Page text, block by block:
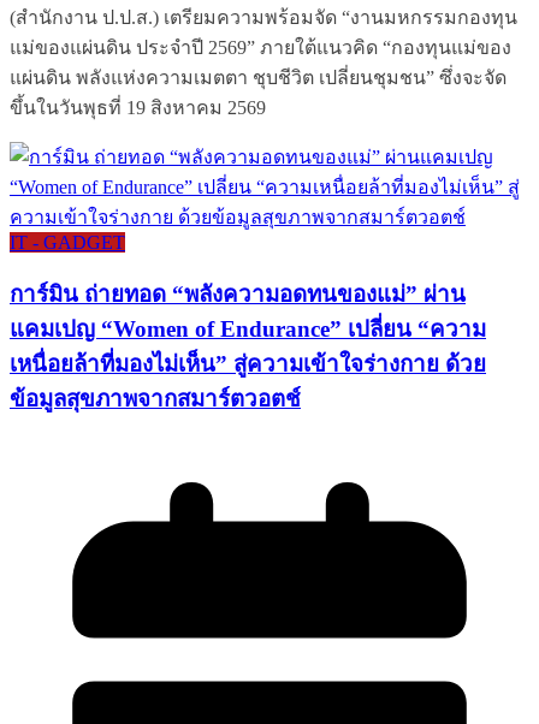
(สำนักงาน ป.ป.ส.) เตรียมความพร้อมจัด “งานมหกรรมกองทุน
แม่ของแผ่นดิน ประจำปี 2569” ภายใต้แนวคิด “กองทุนแม่ของ
แผ่นดิน พลังแห่งความเมตตา ชุบชีวิต เปลี่ยนชุมชน” ซึ่งจะจัด
ขึ้นในวันพุธที่ 19 สิงหาคม 2569
IT - GADGET
การ์มิน ถ่ายทอด “พลังความอดทนของแม่” ผ่าน
แคมเปญ “Women of Endurance” เปลี่ยน “ความ
เหนื่อยล้าที่มองไม่เห็น” สู่ความเข้าใจร่างกาย ด้วย
ข้อมูลสุขภาพจากสมาร์ตวอตช์